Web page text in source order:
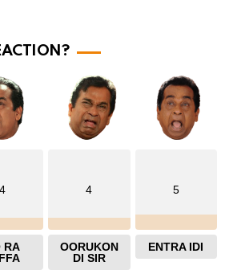
4
RA
4
OORUKON
DI SIR
5
ENTRA IDI